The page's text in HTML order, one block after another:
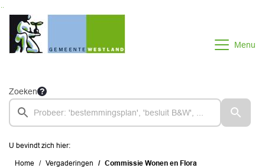
Ga naar de inhoud van deze pagina
Ga naar het zoeken
Ga naar het menu
Menu
Zoeken
U bevindt zich hier:
Home Vergaderingen Commissie Wonen en Flora